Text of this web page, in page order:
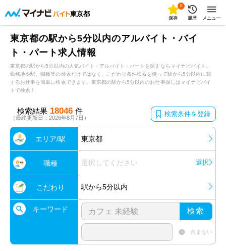
東京都
0
保存 履歴 メニュー
東京都の駅から5分以内のアルバイト・バイ
ト・パート求人情報
東京都の駅から5分以内の人気バイト・アルバイト・パートを探すならマイナビバイト。
勤務地や駅、職種等の検索だけではなく、こだわり条件検索を使って駅から5分以内に関
するお仕事を簡単に検索できます。東京都の駅から5分以内のお仕事探しはマイナビバイ
トで検索！
検索結果 18046 件
（最終更新日：2026年8月7日） 検索条件を登録
エリア/駅 東京都
職種 選択してください 選択
こだわり 駅から5分以内
キーワード 検索
含まない